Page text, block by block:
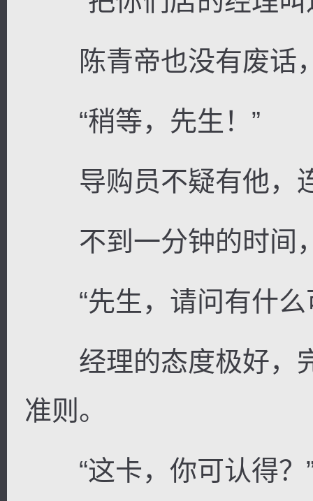
陈青帝也没有废话
“稍等，先生！”
导购员不疑有他，
不到一分钟的时间
“先生，请问有什么
经理的态度极好，
准则。
“这卡，你可认得？